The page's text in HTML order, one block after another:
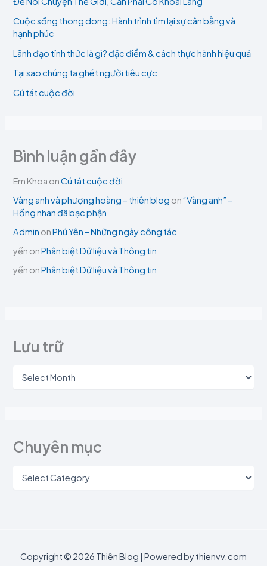
Cuộc sống thong dong: Hành trình tìm lại sự cân bằng và
hạnh phúc
Lãnh đạo tỉnh thức là gì? đặc điểm & cách thực hành hiệu quả
Tại sao chúng ta ghét người tiêu cực
Cú tát cuộc đời
Bình luận gần đây
Em Khoa onCú tát cuộc đời
Vàng anh và phượng hoàng – thiên blog on“Vàng anh” –
Hồng nhan đã bạc phận
Admin onPhú Yên – Những ngày công tác
yến onPhân biệt Dữ liệu và Thông tin
yến onPhân biệt Dữ liệu và Thông tin
Lưu trữ
Chuyên mục
Copyright © 2026 Thiên Blog | Powered by thienvv.com